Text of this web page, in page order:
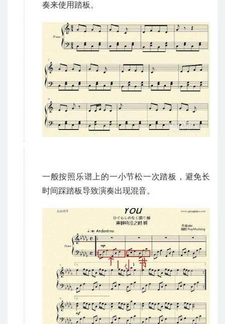
奏来使用踏板。
一般按照乐谱上的一小节松一次踏板，避免长
时间踩踏板导致演奏出现混音。